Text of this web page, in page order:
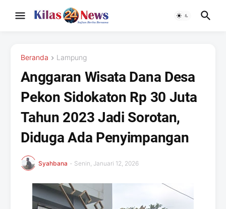
Beranda Lampung
Anggaran Wisata Dana Desa
Pekon Sidokaton Rp 30 Juta
Tahun 2023 Jadi Sorotan,
Diduga Ada Penyimpangan
Syahbana - Senin, Januari 12, 2026